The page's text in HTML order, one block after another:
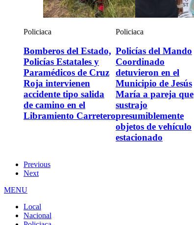
Policiaca
Bomberos del Estado,
Policías Estatales y
Paramédicos de Cruz
Roja intervienen
accidente tipo salida
de camino en el
Libramiento Carretero
Policiaca
Policías del Mando
Coordinado
detuvieron en el
Municipio de Jesús
María a pareja que
sustrajo
presumiblemente
objetos de vehículo
estacionado
Previous
Next
MENU
Local
Nacional